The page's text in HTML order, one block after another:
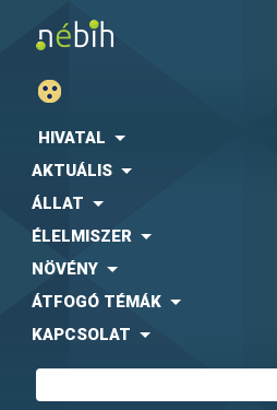
HIVATAL
AKTUÁLIS
ÁLLAT
ÉLELMISZER
NÖVÉNY
ÁTFOGÓ TÉMÁK
KAPCSOLAT